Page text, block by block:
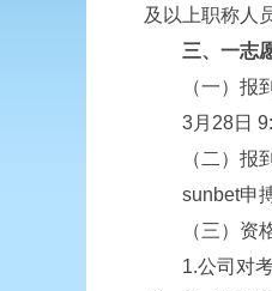
及以上职称人
三、一志
（一）报
3月28日
（二）报
sunbet申搏
（三）资
1.公司对考